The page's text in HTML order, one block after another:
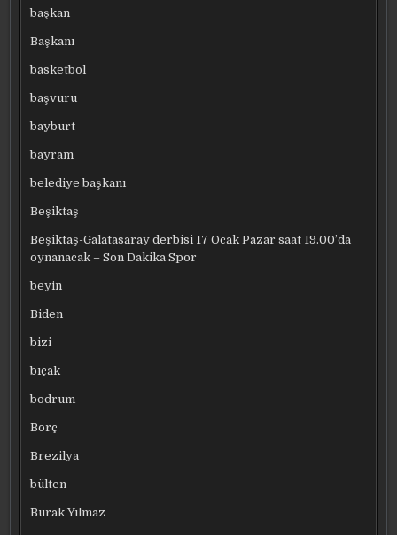
başkan
Başkanı
basketbol
başvuru
bayburt
bayram
belediye başkanı
Beşiktaş
Beşiktaş-Galatasaray derbisi 17 Ocak Pazar saat 19.00’da
oynanacak – Son Dakika Spor
beyin
Biden
bizi
bıçak
bodrum
Borç
Brezilya
bülten
Burak Yılmaz